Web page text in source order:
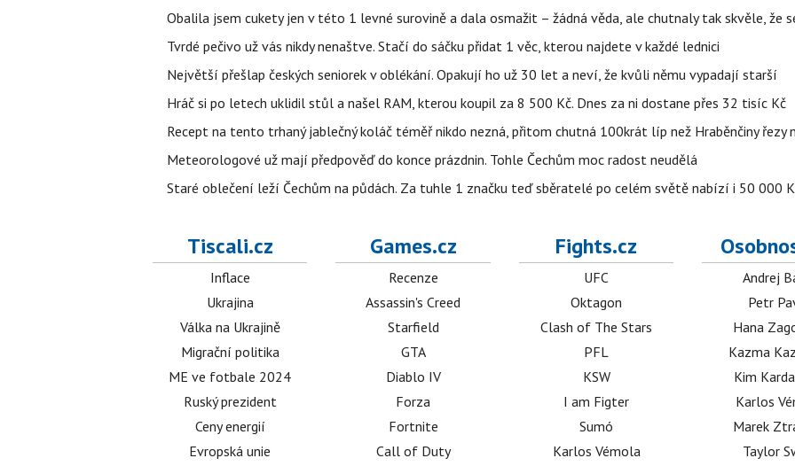
Obalila jsem cukety jen v této 1 levné surovině a dala osmažit – žádná věda, ale chutnaly tak skvěle, že
Tvrdé pečivo už vás nikdy nenaštve. Stačí do sáčku přidat 1 věc, kterou najdete v každé lednici
Největší přešlap českých seniorek v oblékání. Opakují ho už 30 let a neví, že kvůli němu vypadají starší
Hráč si po letech uklidil stůl a našel RAM, kterou koupil za 8 500 Kč. Dnes za ni dostane přes 32 tisíc Kč
Recept na tento trhaný jablečný koláč téměř nikdo nezná, přitom chutná 100krát líp než Hraběnčiny řezy
Meteorologové už mají předpověď do konce prázdnin. Tohle Čechům moc radost neudělá
Staré oblečení leží Čechům na půdách. Za tuhle 1 značku teď sběratelé po celém světě nabízí i 50 000
Tiscali.cz
Inflace
Ukrajina
Válka na Ukrajině
Migrační politika
ME ve fotbale 2024
Ruský prezident
Ceny energií
Evropská unie
Games.cz
Recenze
Assassin's Creed
Starfield
GTA
Diablo IV
Forza
Fortnite
Call of Duty
Fights.cz
UFC
Oktagon
Clash of The Stars
PFL
KSW
I am Figter
Sumó
Karlos Vémola
Andrej
Petr
Hana
Kazma
Kim
Karlos
Marek
Taylor